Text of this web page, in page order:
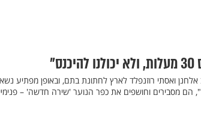
ואסתי רוזנפלד לארץ לחתונת בתם, ובאופן מפתיע
הם מסבירים וחושפים את כפר הנוער 'שירה חדשה' –